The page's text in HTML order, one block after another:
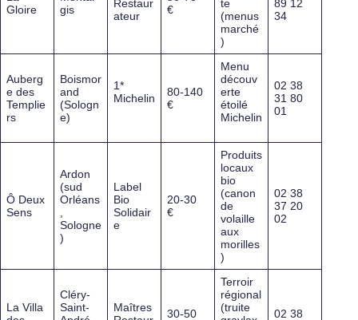
Gloire
gis
Restaur
ateur
€
te
(menus
marché
)
89 12
34
Auberg
e des
Templie
rs
Boismor
and
(Sologn
e)
1*
Michelin
80-140
€
Menu
découv
erte
étoilé
Michelin
02 38
31 80
01
Ô Deux
Sens
Ardon
(sud
Orléans
Sologne
)
Label
Bio
Solidair
e
20-30
€
Produits
locaux
bio
(canon
de
volaille
aux
morilles
)
02 38
37 20
02
La Villa
Cléry-
Saint-
Maîtres
30-50
Terroir
régional
(truite
02 38